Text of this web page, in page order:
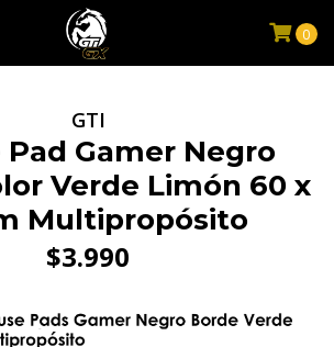
0
GTI
Pad Gamer Negro
Verde Limón 60 x
Multipropósito
$3.990